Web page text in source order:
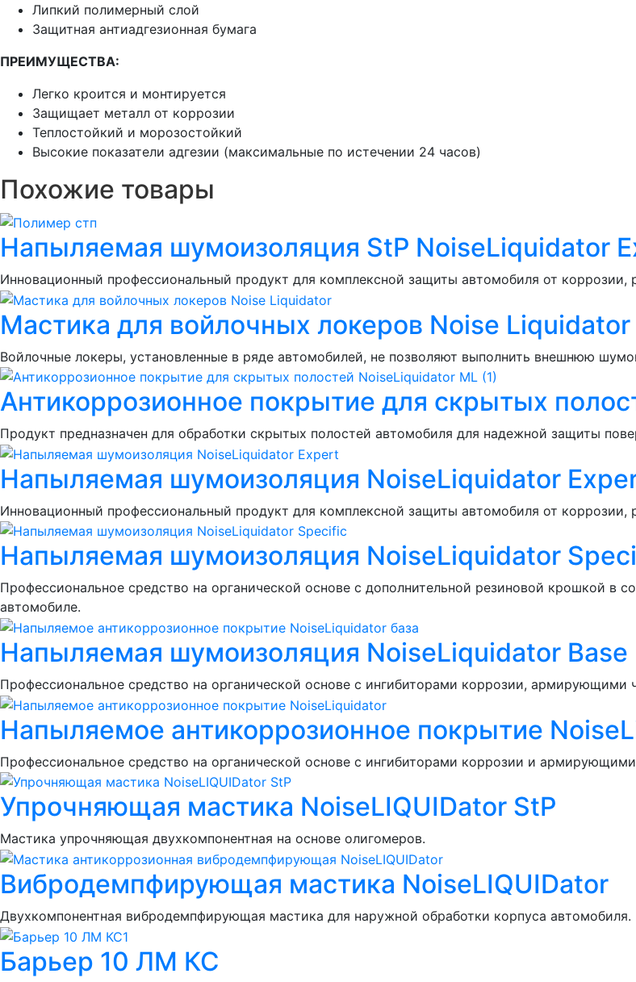
Липкий полимерный слой
Защитная антиадгезионная бумага
ПРЕИМУЩЕСТВА:
Легко кроится и монтируется
Защищает металл от коррозии
Теплостойкий и морозостойкий
Высокие показатели адгезии (максимальные по истечении 24 часов)
Похожие товары
Напыляемая шумоизоляция StP NoiseLiquidator
Инновационный профессиональный продукт для комплексной защиты автомобиля от коррозии,
Мастика для войлочных локеров Noise Liquidator
Войлочные локеры, установленные в ряде автомобилей, не позволяют выполнить внешнюю
Антикоррозионное покрытие для скрытых
Продукт предназначен для обработки скрытых полостей автомобиля для надежной защиты
Напыляемая шумоизоляция NoiseLiquidator
Инновационный профессиональный продукт для комплексной защиты автомобиля от коррозии,
Напыляемая шумоизоляция NoiseLiquidator
Профессиональное средство на органической основе с дополнительной резиновой крошкой в
автомобиле.
Напыляемая шумоизоляция NoiseLiquidator Base
Профессиональное средство на органической основе с ингибиторами коррозии,
Напыляемое антикоррозионное покрытие
Профессиональное средство на органической основе с ингибиторами коррозии и
Упрочняющая мастика NoiseLIQUIDator StP
Мастика упрочняющая двухкомпонентная на основе олигомеров.
Вибродемпфирующая мастика NoiseLIQUIDator
Двухкомпонентная вибродемпфирующая мастика для наружной обработки корпуса автомобиля.
Барьер 10 ЛМ КС